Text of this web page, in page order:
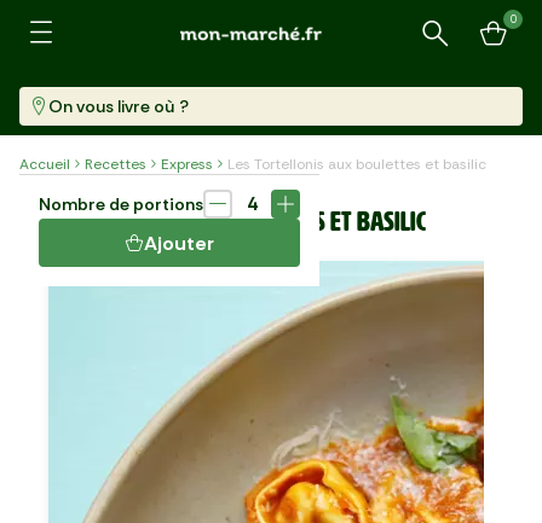
Recherche
0
On vous livre où ?
Accueil Recettes Express
Les Tortellonis aux boulettes et basilic
LES TORTELLONIS AUX BOULETTES ET BASILIC
Nombre de portions
4
Ajouter